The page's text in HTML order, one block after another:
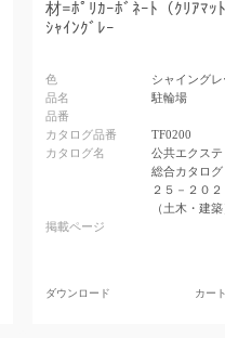
材=ﾎﾟﾘｶｰﾎﾞﾈｰﾄ（ｸﾘｱﾏｯ
ｼｬｲﾝｸﾞﾚｰ
色
シャイング
品名
駐輪場
品番
カタログ品番
TF0200
カタログ名
公共エクス
総合カタロ
２５－２０
（土木・建
掲載ページ
ダウンロード カー